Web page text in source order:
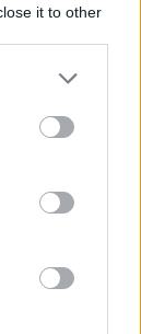
it to other
Google
may click to
tags to
Google
5
Xbox